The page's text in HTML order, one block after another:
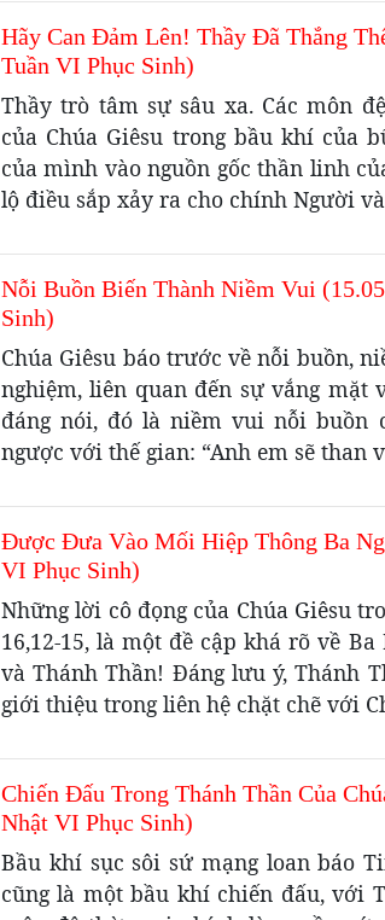
Hãy Can Đảm Lên! Thầy Đã Thắng
Tuần VI Phục Sinh)
Thầy trò tâm sự sâu xa. Các môn
của Chúa Giêsu trong bầu khí của
của mình vào nguồn gốc thần linh
lộ điều sắp xảy ra cho chính Người
Nỗi Buồn Biến Thành Niềm Vui
Sinh)
Chúa Giêsu báo trước về nỗi buồn,
nghiệm, liên quan đến sự vắng
đáng nói, đó là niềm vui nỗi buồn
ngược với thế gian: “Anh em sẽ than
Được Đưa Vào Mối Hiệp Thông Ba
VI Phục Sinh)
Những lời cô đọng của Chúa Giêsu
16,12-15, là một đề cập khá rõ về
và Thánh Thần! Đáng lưu ý, Thánh
giới thiệu trong liên hệ chặt chẽ với
Chiến Đấu Trong Thánh Thần Của
Nhật VI Phục Sinh)
Bầu khí sục sôi sứ mạng loan báo
cũng là một bầu khí chiến đấu, với